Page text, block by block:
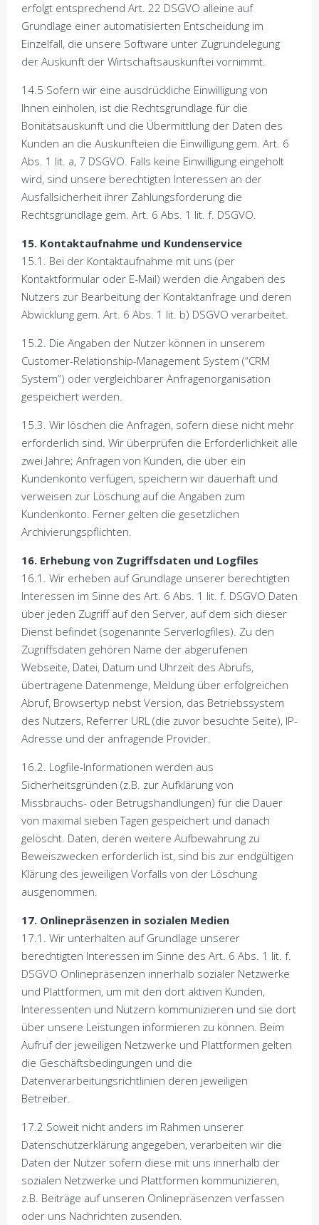
erfolgt entsprechend Art. 22 DSGVO alleine auf
Grundlage einer automatisierten Entscheidung im
Einzelfall, die unsere Software unter Zugrundelegung
der Auskunft der Wirtschaftsauskunftei vornimmt.
14.5 Sofern wir eine ausdrückliche Einwilligung von
Ihnen einholen, ist die Rechtsgrundlage für die
Bonitätsauskunft und die Übermittlung der Daten des
Kunden an die Auskunfteien die Einwilligung gem. Art. 6
Abs. 1 lit. a, 7 DSGVO. Falls keine Einwilligung eingeholt
wird, sind unsere berechtigten Interessen an der
Ausfallsicherheit ihrer Zahlungsforderung die
Rechtsgrundlage gem. Art. 6 Abs. 1 lit. f. DSGVO.
15. Kontaktaufnahme und Kundenservice
15.1. Bei der Kontaktaufnahme mit uns (per
Kontaktformular oder E-Mail) werden die Angaben des
Nutzers zur Bearbeitung der Kontaktanfrage und deren
Abwicklung gem. Art. 6 Abs. 1 lit. b) DSGVO verarbeitet.
15.2. Die Angaben der Nutzer können in unserem
Customer-Relationship-Management System (“CRM
System”) oder vergleichbarer Anfragenorganisation
gespeichert werden.
15.3. Wir löschen die Anfragen, sofern diese nicht mehr
erforderlich sind. Wir überprüfen die Erforderlichkeit alle
zwei Jahre; Anfragen von Kunden, die über ein
Kundenkonto verfügen, speichern wir dauerhaft und
verweisen zur Löschung auf die Angaben zum
Kundenkonto. Ferner gelten die gesetzlichen
Archivierungspflichten.
16. Erhebung von Zugriffsdaten und Logfiles
16.1. Wir erheben auf Grundlage unserer berechtigten
Interessen im Sinne des Art. 6 Abs. 1 lit. f. DSGVO Daten
über jeden Zugriff auf den Server, auf dem sich dieser
Dienst befindet (sogenannte Serverlogfiles). Zu den
Zugriffsdaten gehören Name der abgerufenen
Webseite, Datei, Datum und Uhrzeit des Abrufs,
übertragene Datenmenge, Meldung über erfolgreichen
Abruf, Browsertyp nebst Version, das Betriebssystem
des Nutzers, Referrer URL (die zuvor besuchte Seite), IP-
Adresse und der anfragende Provider.
16.2. Logfile-Informationen werden aus
Sicherheitsgründen (z.B. zur Aufklärung von
Missbrauchs- oder Betrugshandlungen) für die Dauer
von maximal sieben Tagen gespeichert und danach
gelöscht. Daten, deren weitere Aufbewahrung zu
Beweiszwecken erforderlich ist, sind bis zur endgültigen
Klärung des jeweiligen Vorfalls von der Löschung
ausgenommen.
17. Onlinepräsenzen in sozialen Medien
17.1. Wir unterhalten auf Grundlage unserer
berechtigten Interessen im Sinne des Art. 6 Abs. 1 lit. f.
DSGVO Onlinepräsenzen innerhalb sozialer Netzwerke
und Plattformen, um mit den dort aktiven Kunden,
Interessenten und Nutzern kommunizieren und sie dort
über unsere Leistungen informieren zu können. Beim
Aufruf der jeweiligen Netzwerke und Plattformen gelten
die Geschäftsbedingungen und die
Datenverarbeitungsrichtlinien deren jeweiligen
Betreiber.
17.2 Soweit nicht anders im Rahmen unserer
Datenschutzerklärung angegeben, verarbeiten wir die
Daten der Nutzer sofern diese mit uns innerhalb der
sozialen Netzwerke und Plattformen kommunizieren,
z.B. Beiträge auf unseren Onlinepräsenzen verfassen
oder uns Nachrichten zusenden.